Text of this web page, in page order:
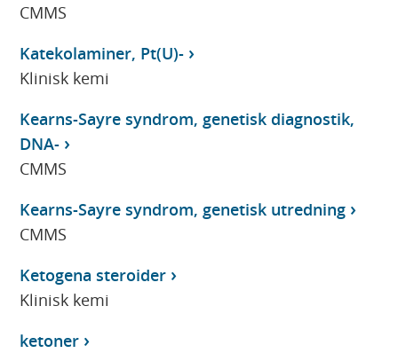
CMMS
Katekolaminer, Pt(U)-
Klinisk kemi
Kearns-Sayre syndrom, genetisk diagnostik,
DNA-
CMMS
Kearns-Sayre syndrom, genetisk utredning
CMMS
Ketogena steroider
Klinisk kemi
ketoner